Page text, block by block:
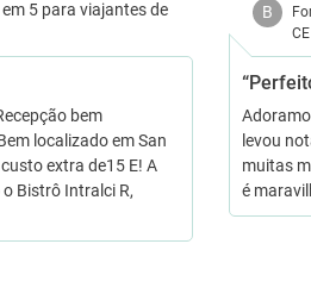
bem
localizado em San
extra de15 E! A
Bistrô Intralci R,
B
CE
levou
muitas
é